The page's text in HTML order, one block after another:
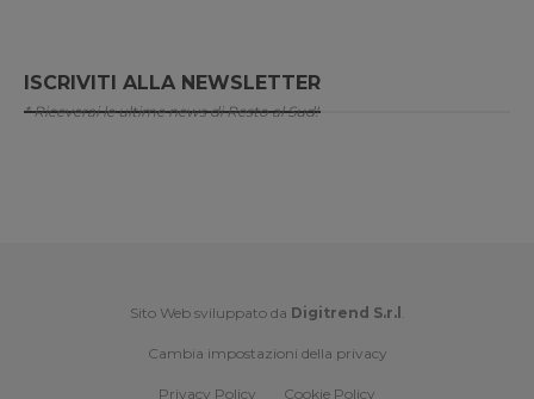
ISCRIVITI ALLA NEWSLETTER
* Riceverai le ultime news di Resto al Sud!
Sito Web sviluppato da Digitrend S.r.l .
Cambia impostazioni della privacy
Privacy Policy Cookie Policy